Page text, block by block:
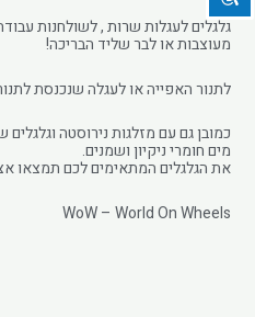
zoom_in זום (הגדלה)
spellcheck גופן קריא
brightness_low ניגודיות כהה
גלגלים לעגלות שרות , לשולחנות
מעוצבות או לבר שליד הבריכה!
לתנור האפייה או לעגלה שנכנסת
כמובן גם עם מזלגות נירוסטה
מים חומרי ניקיון ושמנים.
את הגלגלים המתאימים לכם תמצאו
WoW – World On Wheels